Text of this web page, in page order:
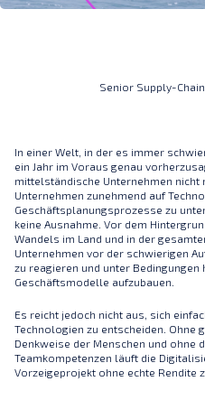
Senior Supply-
In einer Welt, in der es immer
ein Jahr im Voraus genau
mittelständische Unternehmen nicht
Unternehmen zunehmend auf
Geschäftsplanungsprozesse zu
keine Ausnahme. Vor dem
Wandels im Land und in der
Unternehmen vor der schwierigen
zu reagieren und unter
Geschäftsmodelle aufzubauen.
Es reicht jedoch nicht aus, sich
Technologien zu entscheiden. Ohne
Denkweise der Menschen und ohne
Teamkompetenzen läuft die
Vorzeigeprojekt ohne echte Rendite